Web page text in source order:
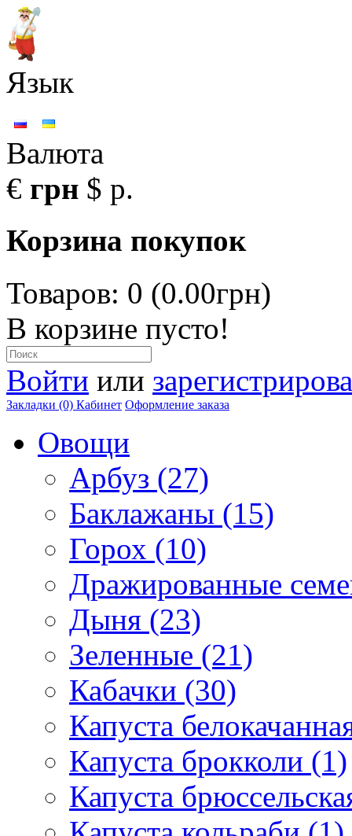
Язык
Валюта
€ грн $ р.
Корзина покупок
Товаров: 0 (0.00грн)
В корзине пусто!
Войти или
Закладки (0) Кабинет Оформление заказа
Овощи
Арбуз (27)
Баклажаны (15)
Горох (10)
Дражированные
Дыня (23)
Зеленные (21)
Кабачки (30)
Капуста
Капуста брокколи (1)
Капуста